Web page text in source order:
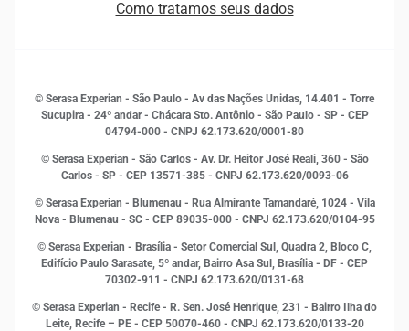
Inovação e Tecnologia
Leis e impostos
Marketing
Open Finance
Proteção de Dados
Sustentabilidade Corporativa
Sala de Imprensa
Como tratamos seus dados
© Serasa Experian - São Paulo - Av das Nações Unidas, 14.401 - Torre
Sucupira - 24º andar - Chácara Sto. Antônio - São Paulo - SP - CEP
04794-000 - CNPJ 62.173.620/0001-80
© Serasa Experian - São Carlos - Av. Dr. Heitor José Reali, 360 - São
Carlos - SP - CEP 13571-385 - CNPJ 62.173.620/0093-06
© Serasa Experian - Blumenau - Rua Almirante Tamandaré, 1024 - Vila
Nova - Blumenau - SC - CEP 89035-000 - CNPJ 62.173.620/0104-95
© Serasa Experian - Brasília - Setor Comercial Sul, Quadra 2, Bloco C,
Edifício Paulo Sarasate, 5º andar, Bairro Asa Sul, Brasília - DF - CEP
70302-911 - CNPJ 62.173.620/0131-68
© Serasa Experian - Recife - R. Sen. José Henrique, 231 - Bairro Ilha do
Leite, Recife – PE - CEP 50070-460 - CNPJ 62.173.620/0133-20